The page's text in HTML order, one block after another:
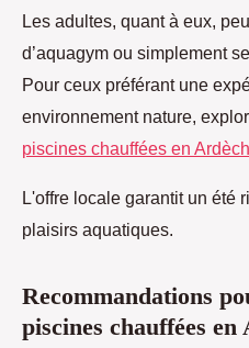
Les adultes, quant à eux,
d’aquagym ou simplement
Pour ceux préférant une
environnement nature,
piscines chauffées en
L'offre locale garantit un été
plaisirs aquatiques.
Recommandations
piscines chauffées en